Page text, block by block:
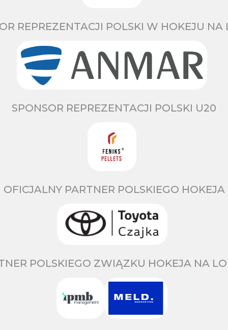
REPREZENTACJI POLSKI W HOKEJU NA
SPONSOR REPREZENTACJI POLSKI U20
OFICJALNY PARTNER POLSKIEGO HOKEJA
POLSKIEGO ZWIĄZKU HOKEJA NA